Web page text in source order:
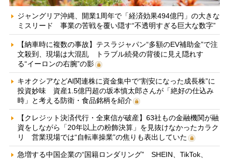
ジャングリア沖縄、開業1周年で「経済効果494億円」の大きな
ミスリード 事業の苦戦を覆い隠す“不透明すぎる巨大な数字”
【納車時に複数の事故】テスラジャパン“多額のEV補助金”で注
文殺到、現場は大混乱 トラブル続発の背後に見え隠れす
る“イーロンの右腕”の影
キオクシアなどAI関連株に資金集中で“割安になった成長株”に
投資妙味 資産1.5億円超の坂本慎太郎さんが「絶好の仕込み
時」と考える防衛・食品銘柄を紹介
【クレジット決済代行・全東信が破産】63社もの金融機関が融
資をしながら「20年以上の粉飾決算」を見抜けなかったカラク
リ 営業現場では“自転車操業”の焦りも表出していた
急増する中国企業の“国籍ロンダリング” SHEIN、TikTok、